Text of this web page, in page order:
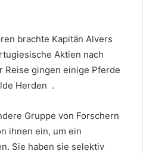
brachte Kapitän Alvers
Aktien nach
Reise gingen einige Pferde
Herden .
Gruppe von Forschern
ihnen ein, um ein
Sie haben sie selektiv